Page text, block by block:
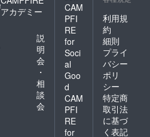
アカデミー
説
明
会
・
相
談
会
CAM
PFI
RE
for
Soci
al
Goo
d
CAM
PFI
RE
for
利用規
約
細則
プライ
バシー
ポリ
シー
特定商
取引法
に基づ
く表記